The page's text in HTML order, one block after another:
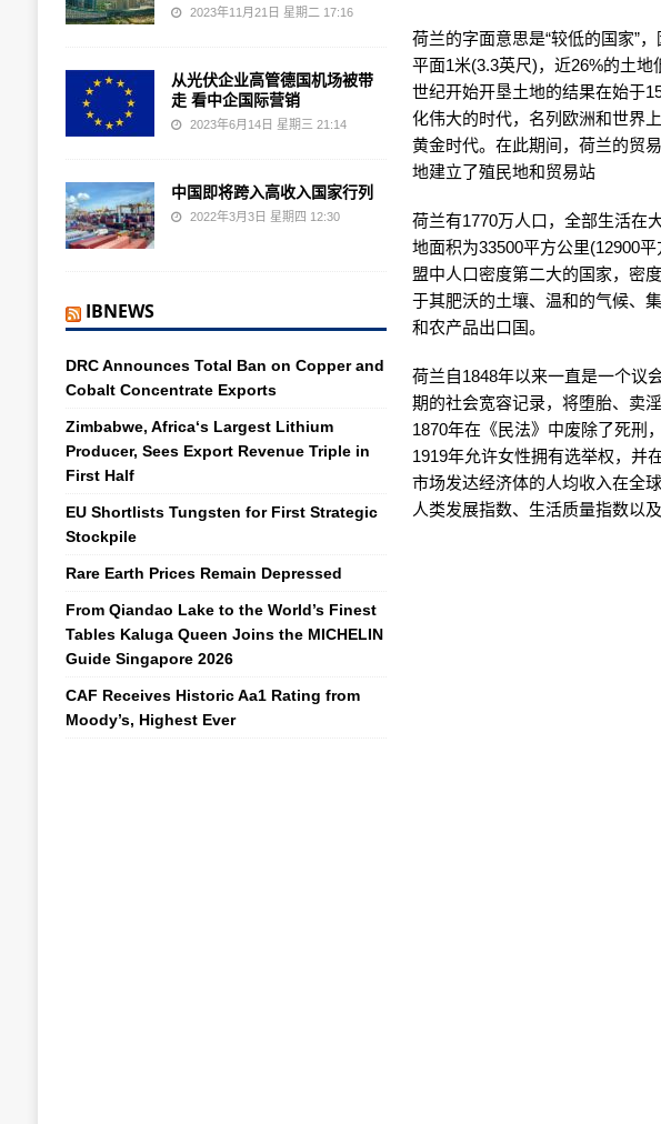
荷兰的字面意思是“较低的国家”
平面1米(3.3英尺)，近26%的土
世纪开始开垦土地的结果在始于
化伟大的时代，名列欧洲和世界
黄金时代。在此期间，荷兰的
地建立了殖民地和贸易站
荷兰有1770万人口，全部生活
地面积为33500平方公里(12900
盟中人口密度第二大的国家，密
于其肥沃的土壤、温和的气候、
和农产品出口国。
荷兰自1848年以来一直是一个议
期的社会宽容记录，将堕胎、卖
1870年在《民法》中废除了死刑
1919年允许女性拥有选举权，并
市场发达经济体的人均收入在全
人类发展指数、生活质量指数以
2023年11月21日 星期二 17:16
从光伏企业高管德国机场被带
走 看中企国际营销
2023年6月14日 星期三 21:14
中国即将跨入高收入国家行列
2022年3月3日 星期四 12:30
IBNEWS
DRC Announces Total Ban on Copper and
Cobalt Concentrate Exports
Zimbabwe, Africa‘s Largest Lithium
Producer, Sees Export Revenue Triple in
First Half
EU Shortlists Tungsten for First Strategic
Stockpile
Rare Earth Prices Remain Depressed
From Qiandao Lake to the World’s Finest
Tables Kaluga Queen Joins the MICHELIN
Guide Singapore 2026
CAF Receives Historic Aa1 Rating from
Moody’s, Highest Ever